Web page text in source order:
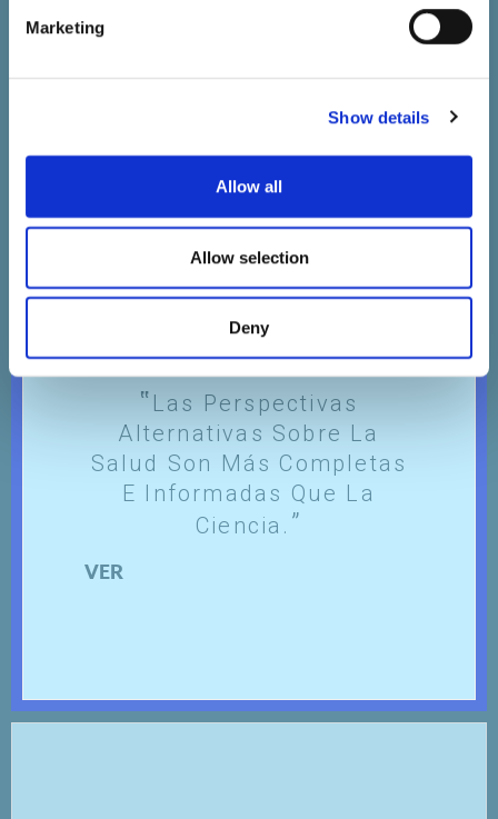
Marketing
Show details
Allow all
Allow selection
Deny
VER
Superioridad epistemológica
Las Perspectivas
Alternativas Sobre La
Salud Son Más Completas
E Informadas Que La
Ciencia.
VER